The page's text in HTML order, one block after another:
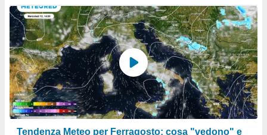
Tendenza Meteo per Ferragosto: cosa "vedono" e